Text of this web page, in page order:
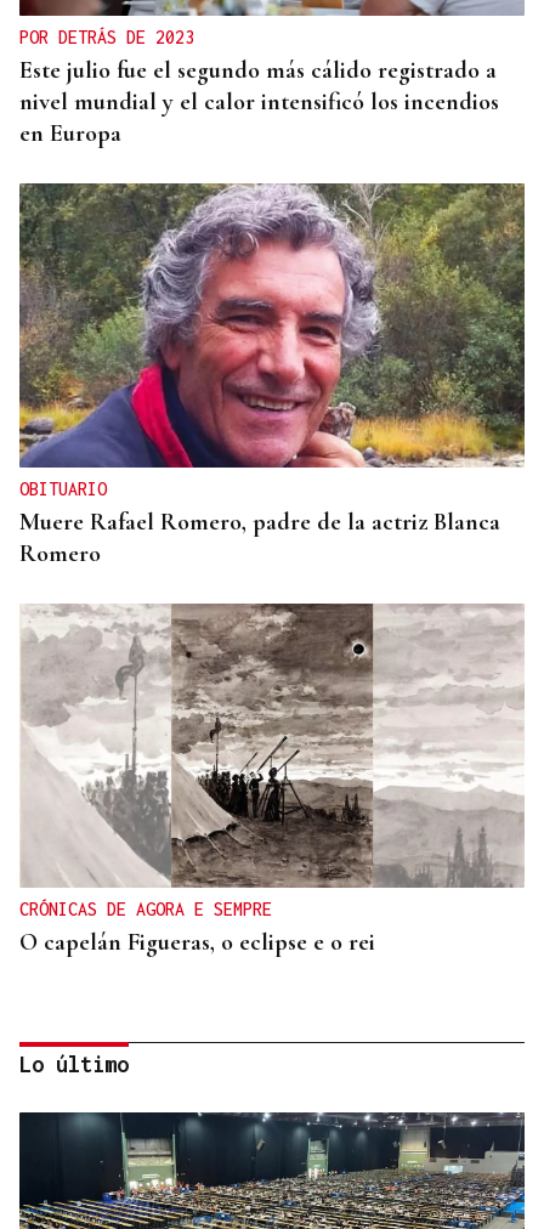
POR DETRÁS DE 2023
Este julio fue el segundo más cálido registrado a
nivel mundial y el calor intensificó los incendios
en Europa
OBITUARIO
Muere Rafael Romero, padre de la actriz Blanca
Romero
CRÓNICAS DE AGORA E SEMPRE
O capelán Figueras, o eclipse e o rei
Lo último